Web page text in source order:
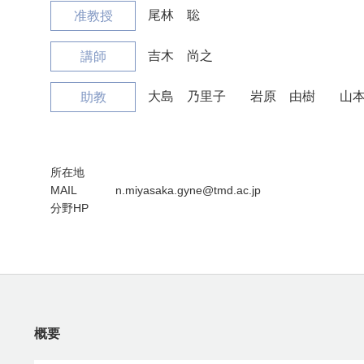
准教授 尾林 聡
講師 吉木 尚之
助教 大島 乃里子 岩原 由樹 山
所在地
MAIL
n.miyasaka.gyne@tmd.ac.jp
分野HP
概要